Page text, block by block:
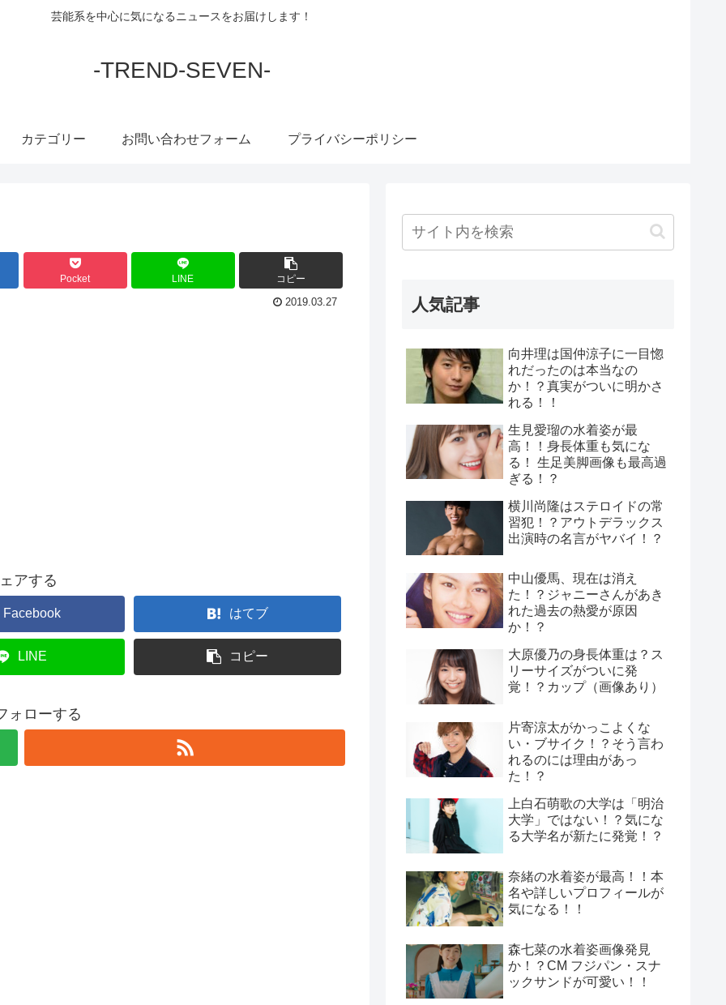
芸能系を中心に気になるニュースをお届けします！
-TREND-SEVEN-
カテゴリー お問い合わせフォーム プライバシーポリシー
Pocket LINE コピー
2019.03.27
アする
Facebook はてブ
LINE コピー
ォローする
人気記事
向井理は国仲涼子に一目惚
れだったのは本当なの
か！？真実がついに明かさ
れる！！
生見愛瑠の水着姿が最
高！！身長体重も気にな
る！ 生足美脚画像も最高過
ぎる！？
横川尚隆はステロイドの常
習犯！？アウトデラックス
出演時の名言がヤバイ！？
中山優馬、現在は消え
た！？ジャニーさんがあき
れた過去の熱愛が原因
か！？
大原優乃の身長体重は？ス
リーサイズがついに発
覚！？カップ（画像あり）
片寄涼太がかっこよくな
い・ブサイク！？そう言わ
れるのには理由があっ
た！？
上白石萌歌の大学は「明治
大学」ではない！？気にな
る大学名が新たに発覚！？
奈緒の水着姿が最高！！本
名や詳しいプロフィールが
気になる！！
森七菜の水着姿画像発見
か！？CM フジパン・スナ
ックサンドが可愛い！！